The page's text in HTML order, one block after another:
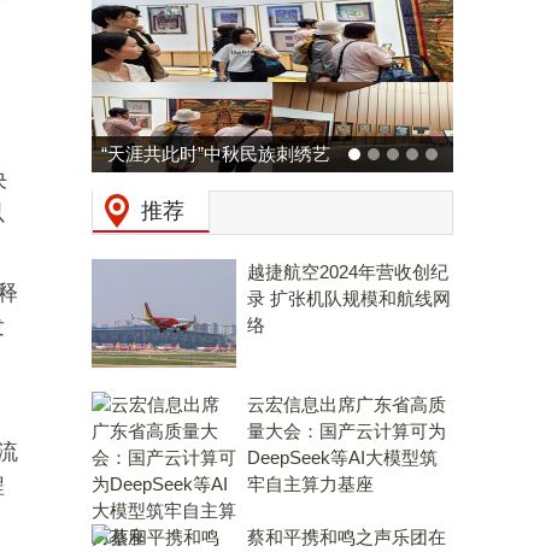
动力火车 × 广州草莓音乐节
预热：拒绝压力，和Z时代一
起现场「干翻老板」！
推荐
越捷航空2024年营收创纪
录 扩张机队规模和航线网
络
云宏信息出席广东省高质
量大会：国产云计算可为
DeepSeek等AI大模型筑
牢自主算力基座
蔡和平携和鸣之声乐团在